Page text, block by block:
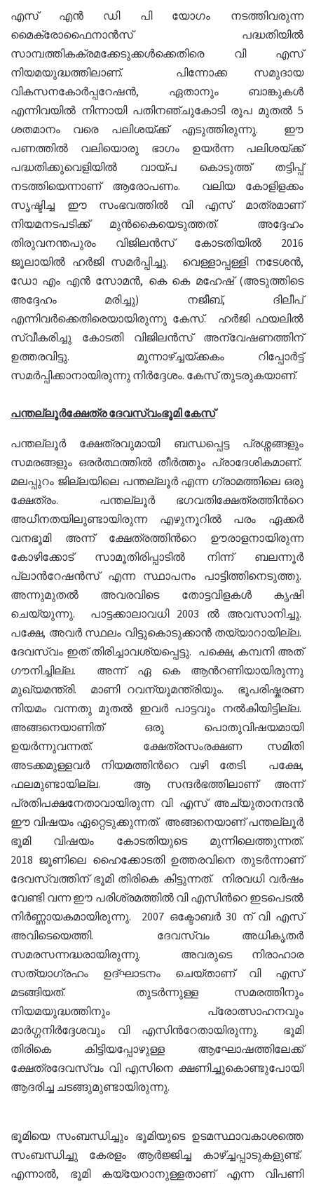
എസ് എന്‍ ഡി പി യോഗം നടത്തിവരുന്ന
മൈക്രോഫൈനാന്‍സ് പദ്ധതിയില്‍
സാമ്പത്തികക്രമക്കേടുക്കള്‍ക്കെതിരെ വി എസ്
നിയമയുദ്ധത്തിലാണ്. പിന്നോക്ക സമുദായ
വികസനകോര്‍പ്പറേഷന്‍, ഏതാനും ബാങ്കുകള്‍
എന്നിവയില്‍ നിന്നായി പതിനഞ്ചുകോടി രൂപ മുതല്‍ 5
ശതമാനം വരെ പലിശയ്ക്ക് എടുത്തിരുന്നു. ഈ
പണത്തില്‍ വലിയൊരു ഭാഗം ഉയര്‍ന്ന പലിശയ്ക്ക്
പദ്ധതിക്കുവെളിയില്‍ വായ്പ കൊടുത്ത് തട്ടിപ്പ്
നടത്തിയെന്നാണ് ആരോപണം. വലിയ കോളിളക്കം
സൃഷ്ടിച്ച ഈ സംഭവത്തില്‍ വി എസ് മാത്രമാണ്
നിയമനടപടിക്ക് മുന്‍കൈയെടുത്തത്. അദ്ദേഹം
തിരുവനന്തപുരം വിജിലന്‍സ് കോടതിയില്‍ 2016
ജൂലായില്‍ ഹര്‍ജി സമര്‍പ്പിച്ചു. വെള്ളാപ്പള്ളി നടേശന്‍,
ഡോ എം എന്‍ സോമന്‍, കെ കെ മഹേഷ് (അടുത്തിടെ
അദ്ദേഹം മരിച്ചു) നജീബ്, ദിലീപ്
എന്നിവര്‍ക്കെതിരെയായിരുന്നു കേസ്. ഹര്‍ജി ഫയലില്‍
സ്വീകരിച്ചു കോടതി വിജിലന്‍സ് അന്വേഷണത്തിന്
ഉത്തരവിട്ടു. മൂന്നാഴ്ച്ചയ്ക്കകം റിപ്പോര്‍ട്ട്
സമര്‍പ്പിക്കാനായിരുന്നു നിര്‍ദ്ദേശം. കേസ് തുടരുകയാണ്.
പന്തല്ലൂര്‍ക്ഷേത്ര ദേവസ്വംഭൂമി കേസ്
പന്തല്ലൂര്‍ ക്ഷേത്രവുമായി ബന്ധപ്പെട്ട പ്രശ്നങ്ങളും
സമരങ്ങളും ഒരര്‍ത്ഥത്തില്‍ തീര്‍ത്തും പ്രാദേശികമാണ്.
മലപ്പുറം ജില്ലയിലെ പന്തല്ലൂര്‍ എന്ന ഗ്രാമത്തിലെ ഒരു
ക്ഷേത്രം. പന്തല്ലൂര്‍ ഭഗവതിക്ഷേത്രത്തിന്‍റെ
അധീനതയിലുണ്ടായിരുന്ന എഴുനൂറില്‍ പരം ഏക്കര്‍
വനഭൂമി അന്ന് ക്ഷേത്രത്തിന്‍റെ ഊരാളനായിരുന്ന
കോഴിക്കോട് സാമൂതിരിപ്പാടില്‍ നിന്ന് ബലന്നൂര്‍
പ്ലാന്‍റേഷന്‍സ് എന്ന സ്ഥാപനം പാട്ടിത്തിനെടുത്തു.
അന്നുമുതല്‍ അവരവിടെ തോട്ടവിളകള്‍ കൃഷി
ചെയ്യുന്നു. പാട്ടക്കാലാവധി 2003 ല്‍ അവസാനിച്ചു.
പക്ഷേ, അവര്‍ സ്ഥലം വിട്ടുകൊടുക്കാന്‍ തയ്യാറായില്ല.
ദേവസ്വം ഇത് തിരിച്ചാവശ്യപ്പെട്ടു. പക്ഷെ, കമ്പനി അത്
ഗൗനിച്ചില്ല. അന്ന് ഏ കെ ആന്‍റണിയായിരുന്നു
മുഖ്യമന്ത്രി. മാണി റവന്യൂമന്ത്രിയും. ഭൂപരിഷ്കരണ
നിയമം വന്നതു മുതല്‍ ഇവര്‍ പാട്ടവും നല്‍കിയിട്ടില്ല.
അങ്ങനെയാണിത് ഒരു പൊതുവിഷയമായി
ഉയര്‍ന്നുവന്നത്. ക്ഷേത്രസംരക്ഷണ സമിതി
അടക്കമുള്ളവര്‍ നിയമത്തിന്‍റെ വഴി തേടി. പക്ഷേ,
ഫലമുണ്ടായില്ല. ആ സന്ദര്‍ഭത്തിലാണ് അന്ന്
പ്രതിപക്ഷനേതാവായിരുന്ന വി എസ് അച്യുതാനന്ദന്‍
ഈ വിഷയം ഏറ്റെടുക്കുന്നത്. അങ്ങനെയാണ് പന്തല്ലൂര്‍
ഭൂമി വിഷയം കോടതിയുടെ മുന്നിലെത്തുന്നത്.
2018 ജൂണിലെ ഹൈക്കോടതി ഉത്തരവിനെ തുടര്‍ന്നാണ്
ദേവസ്വത്തിന് ഭൂമി തിരികെ കിട്ടുന്നത്. നിരവധി വര്‍ഷം
വേണ്ടി വന്ന ഈ പരിശ്രമത്തില്‍ വി എസിന്‍റെ ഇടപെടല്‍
നിര്‍ണ്ണായകമായിരുന്നു. 2007 ഒക്ടോബര്‍ 30 ന് വി എസ്
അവിടെയെത്തി. ദേവസ്വം അധികൃതര്‍
സമരസന്നദ്ധരായിരുന്നു. അവരുടെ നിരാഹാര
സത്യാഗ്രഹം ഉദ്ഘാടനം ചെയ്താണ് വി എസ്
മടങ്ങിയത്. തുടര്‍ന്നുള്ള സമരത്തിനും
നിയമയുദ്ധത്തിനും പ്രോത്സാഹനവും
മാര്‍ഗ്ഗനിര്‍ദ്ദേശവും വി എസിന്‍റേതായിരുന്നു. ഭൂമി
തിരികെ കിട്ടിയപ്പോഴുള്ള ആഘോഷത്തിലേക്ക്
ക്ഷേത്രദേവസ്വം വി എസിനെ ക്ഷണിച്ചുകൊണ്ടുപോയി
ആദരിച്ച ചടങ്ങുമുണ്ടായിരുന്നു.
ഭൂമിയെ സംബന്ധിച്ചും ഭൂമിയുടെ ഉടമസ്ഥാവകാശത്തെ
സംബന്ധിച്ചു കേരളം ആര്‍ജ്ജിച്ച കാഴ്ച്ചപ്പാടുകളുണ്ട്.
എന്നാല്‍, ഭൂമി കയ്യേറാനുള്ളതാണ് എന്ന വിപണി